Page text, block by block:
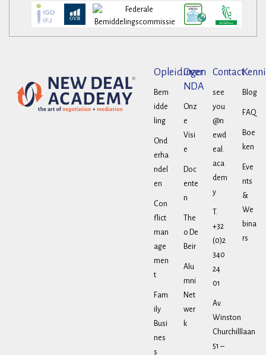
Opleidingen
Bem
idde
ling
Ond
erha
ndel
en
Con
flict
man
age
men
t
Fam
ily
Busi
nes
s
Over
NDA
Onz
e
Visi
e
Doc
ente
n
The
o De
Beir
Alu
mni
Net
wer
k
Contact
see
you
@n
ewd
eal.
aca
dem
y
T.
+32
(0)2
340
24
01
Av.
Winston
Churchilllaan
51 –
Blog
FAQ
Boe
ken
Eve
nts
&
We
bina
rs